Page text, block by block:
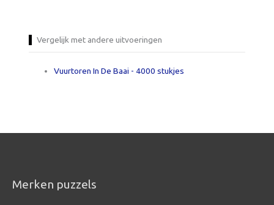
Vergelijk met andere uitvoeringen
Vuurtoren In De Baai - 4000 stukjes
Merken puzzels